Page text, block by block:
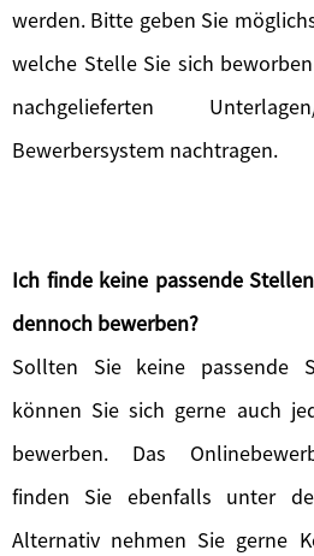
werden. Bitte geben Sie
welche Stelle Sie sich
nachgelieferten
Bewerbersystem nachtragen.
Ich finde keine passende
dennoch bewerben?
Sollten Sie keine passende
können Sie sich gerne auch
bewerben. Das
finden Sie ebenfalls unter
Alternativ nehmen Sie gerne